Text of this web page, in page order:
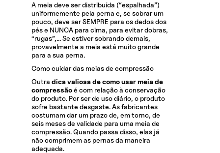
A meia deve ser distribuída (“espalhada”)
uniformemente pela perna e, se sobrar um
pouco, deve ser SEMPRE para os dedos dos
pés e NUNCA para cima, para evitar dobras,
“rugas”,… Se estiver sobrando demais,
provavelmente a meia está muito grande
para a sua perna.
Como cuidar das meias de compressão
Outra dica valiosa de como usar meia de
compressãoé com relação à conservação
do produto. Por ser de uso diário, o produto
sofre bastante desgaste. As fabricantes
costumam dar um prazo de, em torno, de
seis meses de validade para uma meia de
compressão. Quando passa disso, elas já
não comprimem as pernas da maneira
adequada.